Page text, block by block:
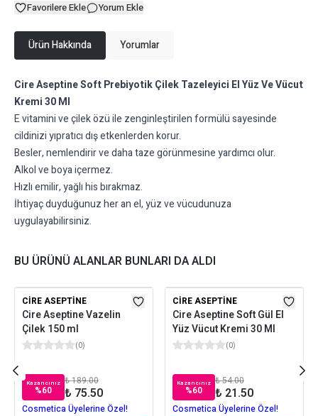
Favorilere Ekle Yorum Ekle
Ürün Hakkında Yorumlar
Cire Aseptine Soft Prebiyotik Çilek Tazeleyici El Yüz Ve Vücut
Kremi 30 Ml
E vitamini ve çilek özü ile zenginleştirilen formülü sayesinde
cildinizi yıpratıcı dış etkenlerden korur.
Besler, nemlendirir ve daha taze görünmesine yardımcı olur.
Alkol ve boya içermez.
Hızlı emilir, yağlı his bırakmaz.
İhtiyaç duyduğunuz her an el, yüz ve vücudunuza
uygulayabilirsiniz.
BU ÜRÜNÜ ALANLAR BUNLARI DA ALDI
CIRE ASEPTINE
Cire Aseptine Vazelin
Çilek 150 ml
(0)
Kazancınız
%60
₺ 189.00
₺ 75.50
Cosmetica Üyelerine Özel!
CIRE ASEPTINE
Cire Aseptine Soft Gül El
Yüz Vücut Kremi 30 Ml
(0)
Kazancınız
%60
₺ 54.00
₺ 21.50
Cosmetica Üyelerine Özel!